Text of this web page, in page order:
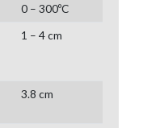
0 – 300ºC
1 – 4 cm
3.8 cm